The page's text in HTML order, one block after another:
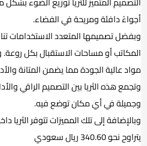
أجواءً دافئة ومريحة في الفضاء.
وبفضل تصميمها المتعدد الاستخدامات
المكاتب أو مساحات الاستقبال بكل
مواد عالية الجودة مما يضمن المتانة
وتجمع هذه الثريا بين التصميم الراقي
وجميلة في أي مكان توضع فيه.
وبالإضافة إلى تلك المميزات تتوفر الثريا
يتراوح نحو 340.60 ريال سعودي